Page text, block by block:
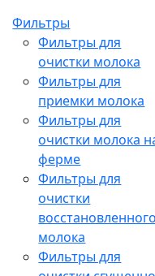
Фильтры
Фильтры для
очистки молока
Фильтры для
приемки молока
Фильтры для
очистки молока
ферме
Фильтры для
очистки
восстановленного
молока
Фильтры для